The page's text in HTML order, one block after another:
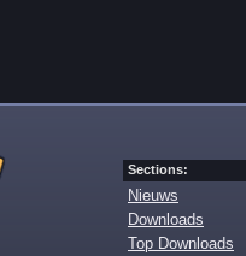
Sections:
Nieuws
Downloads
Top Downloads